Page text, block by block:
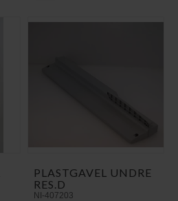
PLASTGAVEL UNDRE
RES.D
NI-407203